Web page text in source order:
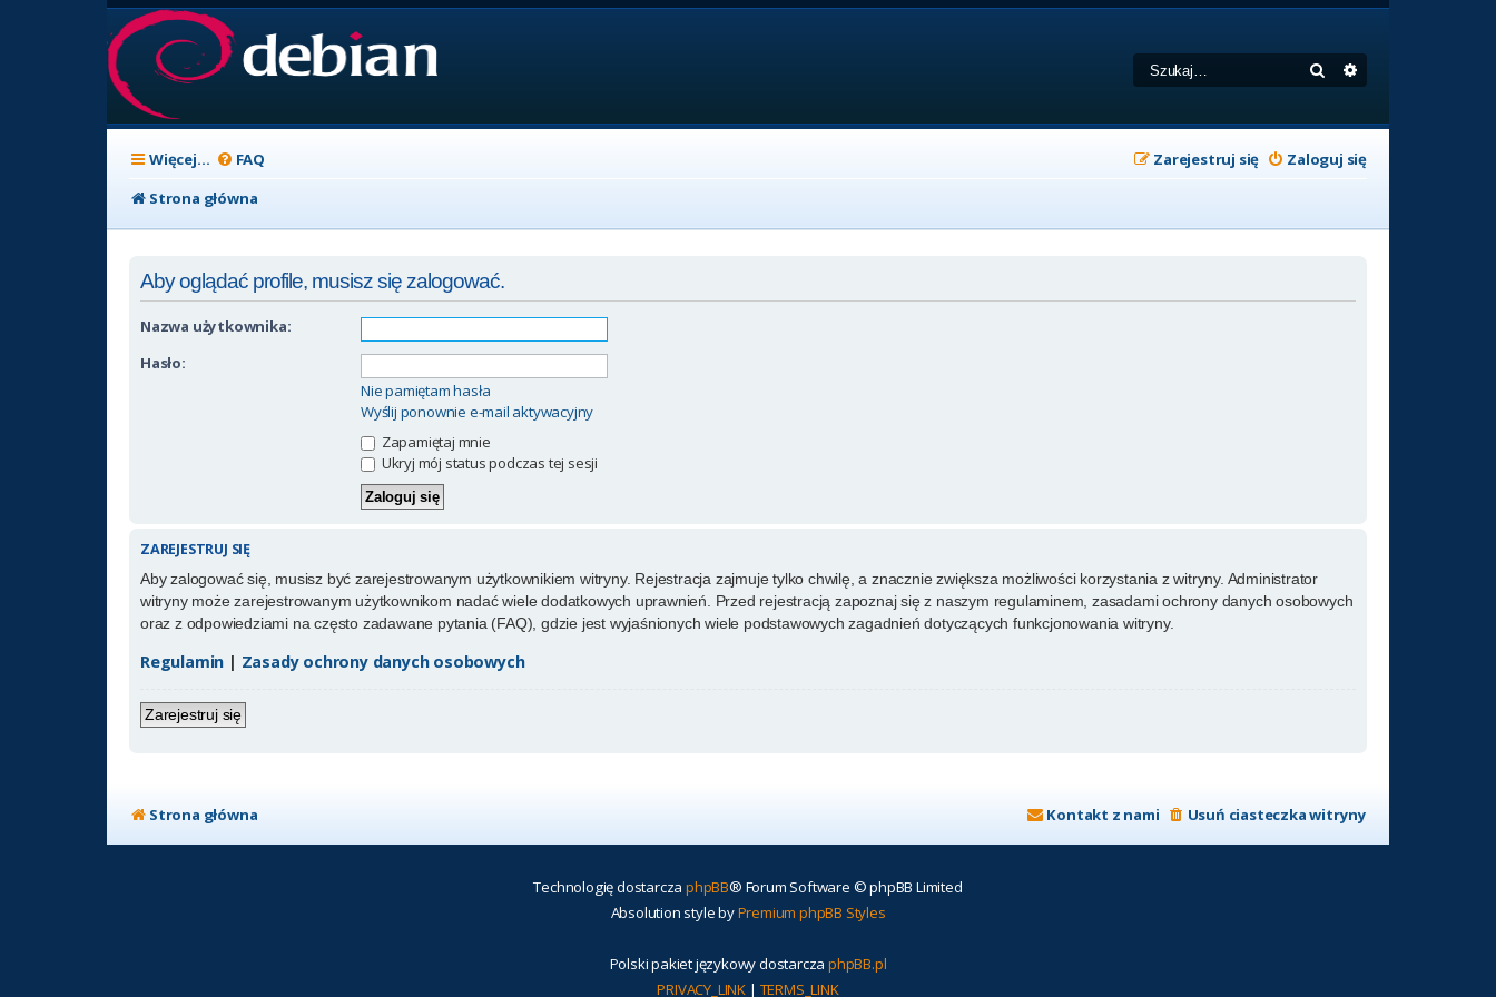
Szukaj
Więcej… FAQ Zaloguj się
Zarejestruj się
Strona główna
Aby oglądać profile, musisz się zalogować.
Nazwa użytkownika:
Hasło:
Nie pamiętam hasła
Wyślij ponownie e-mail aktywacyjny
Zapamiętaj mnie
Ukryj mój status podczas tej sesji
ZAREJESTRUJ SIĘ
Aby zalogować się, musisz być zarejestrowanym użytkownikiem witryny. Rejestracja zajmuje tylko chwilę, a znacznie zwiększa możliwości korzystania z witryny. Administrator
witryny może zarejestrowanym użytkownikom nadać wiele dodatkowych uprawnień. Przed rejestracją zapoznaj się z naszym regulaminem, zasadami ochrony danych osobowych
oraz z odpowiedziami na często zadawane pytania (FAQ), gdzie jest wyjaśnionych wiele podstawowych zagadnień dotyczących funkcjonowania witryny.
Regulamin | Zasady ochrony danych osobowych
Zarejestruj się
Strona główna Usuń ciasteczka witryny
Kontakt z nami
Technologię dostarcza phpBB® Forum Software © phpBB Limited
Absolution style byPremium phpBB Styles
Polski pakiet językowy dostarcza phpBB.pl
PRIVACY_LINK | TERMS_LINK